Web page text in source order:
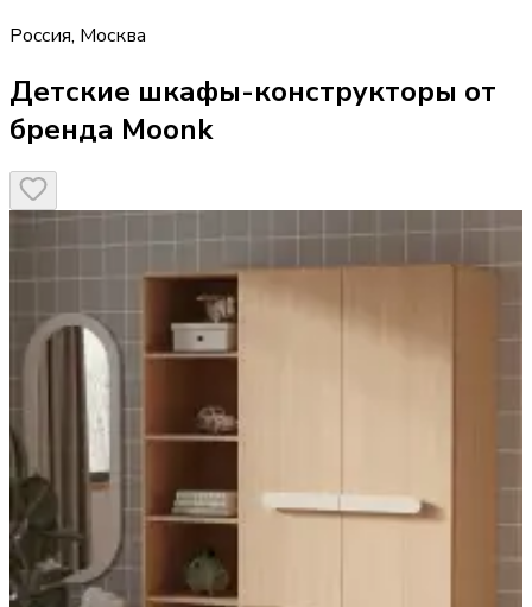
Россия, Москва
Детские шкафы-конструкторы от
бренда Moonk